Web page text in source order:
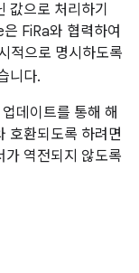
값으로 처리하기
FiRa와 협력하여
적으로 명시하도록
니다.
데이트를 통해 해
호환되도록 하려면
가 역전되지 않도록